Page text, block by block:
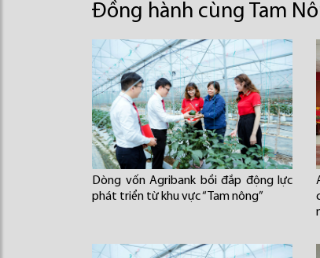
Đồng hành cùng Tam
Dòng vốn Agribank bồi đắp động lực
phát triển từ khu vực “Tam nông”